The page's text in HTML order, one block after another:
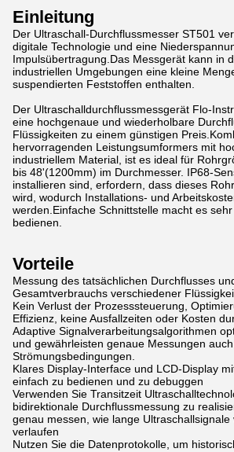
Einleitung
Der Ultraschall-Durchflussmesser ST501
digitale Technologie und eine
Impulsübertragung.Das Messgerät kann in
industriellen Umgebungen eine kleine
suspendierten Feststoffen enthalten.
Der Ultraschalldurchflussmessgerät Flo-
eine hochgenaue und wiederholbare
Flüssigkeiten zu einem günstigen
hervorragenden Leistungsumformers mit
industriellem Material, ist es ideal für
bis 48'(1200mm) im Durchmesser. IP68-
installieren sind, erfordern, dass dieses
wird, wodurch Installations- und
werden.Einfache Schnittstelle macht es
bedienen.
Vorteile
Messung des tatsächlichen Durchflusses
Gesamtverbrauchs verschiedener
Kein Verlust der Prozesssteuerung,
Effizienz, keine Ausfallzeiten oder Kosten
Adaptive Signalverarbeitungsalgorithmen
und gewährleisten genaue Messungen
Strömungsbedingungen.
Klares Display-Interface und LCD-Display
einfach zu bedienen und zu debuggen
Verwenden Sie Transitzeit
bidirektionale Durchflussmessung zu
genau messen, wie lange
verlaufen
Nutzen Sie die Datenprotokolle, um